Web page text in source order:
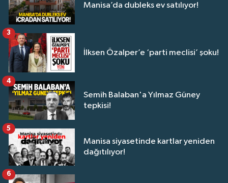
Manisa’da dubleks ev satılıyor!
İlksen Özalper’e ‘parti meclisi’ şoku!
3
Semih Balaban'a Yılmaz Güney
tepkisi!
4
Manisa siyasetinde kartlar yeniden
dağıtılıyor!
5
6